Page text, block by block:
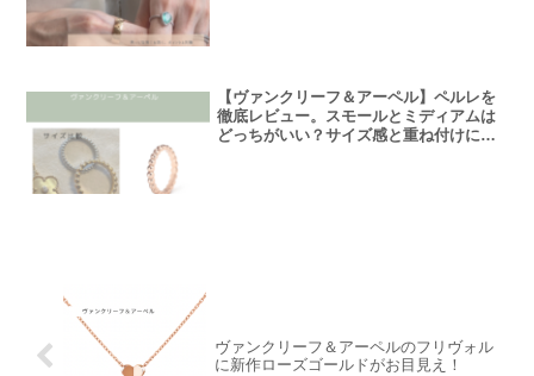
【ヴァンクリーフ＆アーペル】ペルレを
徹底レビュー。スモールとミディアムは
どっちがいい？サイズ感と重ね付けにつ
ヴァンクリーフ＆アーペルのフリヴォル
に新作ローズゴールドがお目見え！